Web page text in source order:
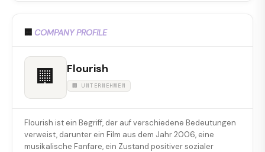
COMPANY PROFILE
🏢 Flourish
🏢 UNTERNEHMEN
Flourish ist ein Begriff, der auf verschiedene Bedeutungen
verweist, darunter ein Film aus dem Jahr 2006, eine
musikalische Fanfare, ein Zustand positiver sozialer